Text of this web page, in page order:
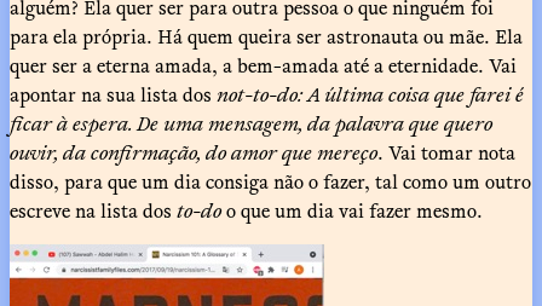
alguém? Ela quer ser para outra pessoa o que ninguém foi
para ela própria. Há quem queira ser astronauta ou mãe. Ela
quer ser a eterna amada, a bem-amada até a eternidade. Vai
apontar na sua lista dos not-to-do: A última coisa que farei é
ficar à espera. De uma mensagem, da palavra que quero
ouvir, da confirmação, do amor que mereço. Vai tomar nota
disso, para que um dia consiga não o fazer, tal como um outro
escreve na lista dos to-doo que um dia vai fazer mesmo.